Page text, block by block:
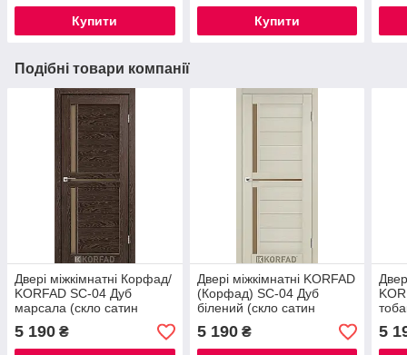
Купити Купити
Подібні товари компанії
Двері міжкімнатні Корфад/
KORFAD SC-04 Дуб
марсала (скло сатин
5 190 ₴
Двері міжкімнатні KORFAD
(Корфад) SC-04 Дуб
білений (скло сатин
5 190₴ 5